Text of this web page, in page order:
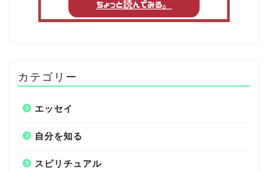
カテゴリー
エッセイ
自分を知る
スピリチュアル